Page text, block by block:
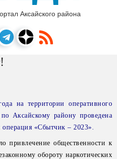
Аксайского района
на территории оперативного
Аксайскому району проведена
операция «Сбытчик – 2023».
привлечение общественности к
обороту наркотических